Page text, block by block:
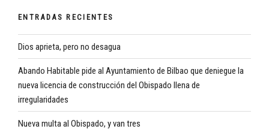
ENTRADAS RECIENTES
Dios aprieta, pero no desagua
Abando Habitable pide al Ayuntamiento de Bilbao que deniegue la
nueva licencia de construcción del Obispado llena de
irregularidades
Nueva multa al Obispado, y van tres